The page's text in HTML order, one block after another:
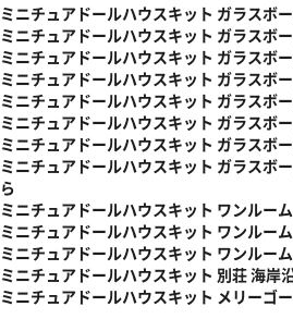
ミニチュアドールハウスキット ガラスボ
ミニチュアドールハウスキット ガラスボ
ミニチュアドールハウスキット ガラスボ
ミニチュアドールハウスキット ガラスボ
ミニチュアドールハウスキット ガラスボ
ミニチュアドールハウスキット ガラスボ
ミニチュアドールハウスキット ガラスボ
ミニチュアドールハウスキット ガラスボ
ら
ミニチュアドールハウスキット ワンルー
ミニチュアドールハウスキット ワンルー
ミニチュアドールハウスキット ワンルー
ミニチュアドールハウスキット 別荘 海岸
ミニチュアドールハウスキット メリーゴ